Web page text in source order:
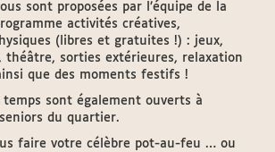
sont proposées par l’équipe de la
activités créatives,
(libres et gratuites !) : jeux,
théâtre, sorties extérieures, relaxation
que des moments festifs !
temps sont également ouverts à
seniors du quartier.
faire votre célèbre pot-au-feu … ou